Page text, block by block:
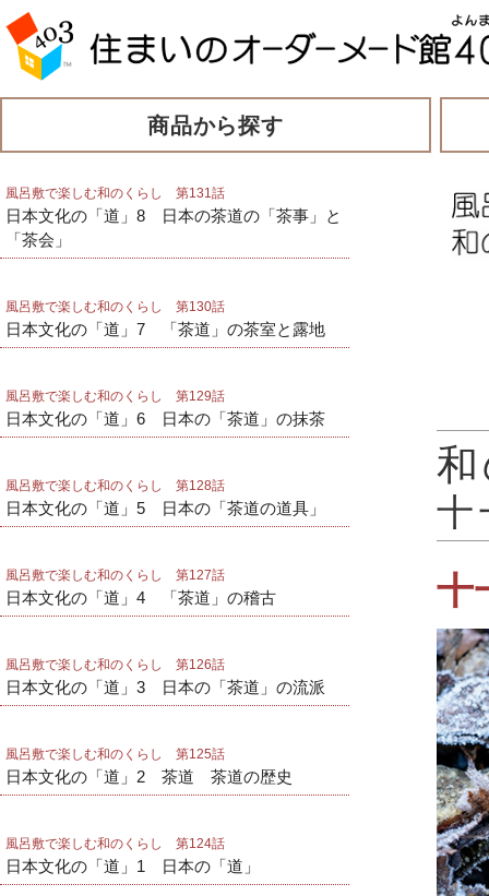
商品から探す
風呂敷で楽しむ和のくらし 第131話
日本文化の「道」8 日本の茶道の「茶事」と
「茶会」
風呂敷で楽しむ和のくらし 第130話
日本文化の「道」7 「茶道」の茶室と露地
風呂敷で楽しむ和のくらし 第129話
日本文化の「道」6 日本の「茶道」の抹茶
風呂敷で楽しむ和のくらし 第128話
日本文化の「道」5 日本の「茶道の道具」
風呂敷で楽しむ和のくらし 第127話
日本文化の「道」4 「茶道」の稽古
風呂敷で楽しむ和のくらし 第126話
日本文化の「道」3 日本の「茶道」の流派
風呂敷で楽しむ和のくらし 第125話
日本文化の「道」2 茶道 茶道の歴史
風呂敷で楽しむ和のくらし 第124話
日本文化の「道」1 日本の「道」
十
十